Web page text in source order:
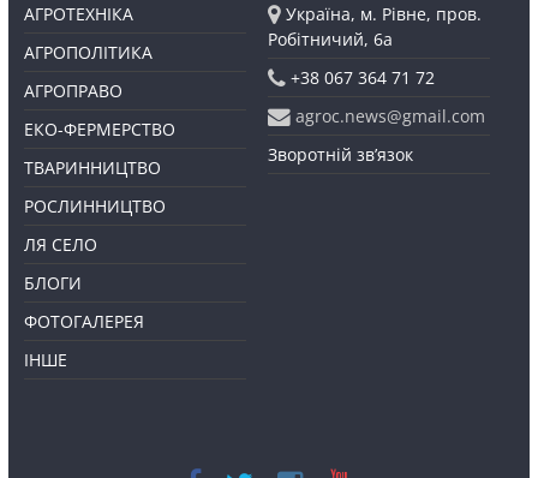
АГРОТЕХНІКА
АГРОПОЛІТИКА
АГРОПРАВО
ЕКО-ФЕРМЕРСТВО
ТВАРИННИЦТВО
РОСЛИННИЦТВО
ЛЯ СЕЛО
БЛОГИ
ФОТОГАЛЕРЕЯ
ІНШЕ
Україна, м. Рівне, пров.
Робітничий, 6а
+38 067 364 71 72
agroc.news@gmail.com
Зворотній зв’язок